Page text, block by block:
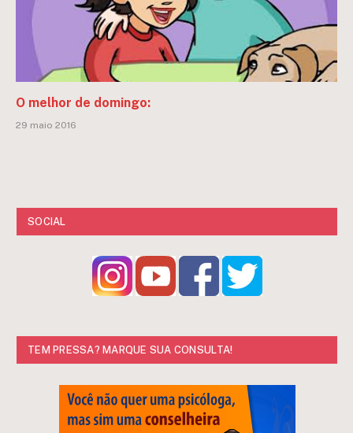
O melhor de domingo:
29 maio 2016
SOCIAL
TEM PRESSA? MARQUE SUA CONSULTA!